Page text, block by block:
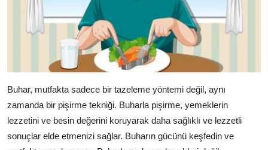
Buhar, mutfakta sadece bir tazeleme yöntemi değil, aynı
zamanda bir pişirme tekniği. Buharla pişirme, yemeklerin
lezzetini ve besin değerini koruyarak daha sağlıklı ve lezzetli
sonuçlar elde etmenizi sağlar. Buharın gücünü keşfedin ve